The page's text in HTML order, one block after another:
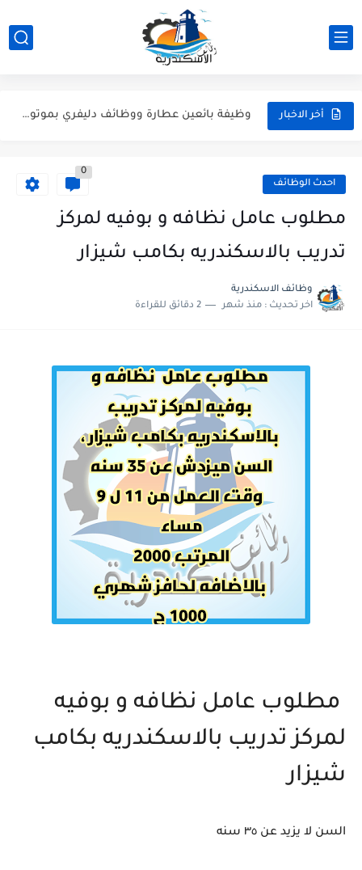
أخر الاخبار
عمال نظافة وهاوس كيبنج.. قدم دلوقتي وابدأ شغلك في إسكندرية...
وظيفة بائعين عطارة ووظائف دليفري بموتوسيكل - عطارة أورجانيك سيدي...
وظائف شيفات وكاشير ودليفري بمرتبات مجزية في سوبر ماركت كولكشن... احدث الوظائف
0
مطلوب عامل نظافه و بوفيه لمركز
تدريب بالاسكندريه بكامب شيزار
وظائف الاسكندرية
اخر تحديث : منذ شهر 2 دقائق للقراءة
مطلوب عامل نظافه و بوفيه
لمركز تدريب بالاسكندريه بكامب
شيزار
السن لا يزيد عن ٣٥ سنه